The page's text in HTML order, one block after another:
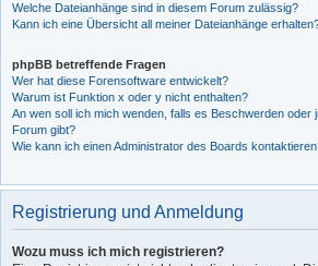
Welche Dateianhänge sind in diesem Forum zulässig?
Kann ich eine Übersicht all meiner Dateianhänge
phpBB betreffende Fragen
Wer hat diese Forensoftware entwickelt?
Warum ist Funktion x oder y nicht enthalten?
An wen soll ich mich wenden, falls es Beschwerden oder
Forum gibt?
Wie kann ich einen Administrator des Boards
Registrierung und Anmeldung
Wozu muss ich mich registrieren?